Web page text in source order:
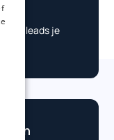
veel leads je
kan